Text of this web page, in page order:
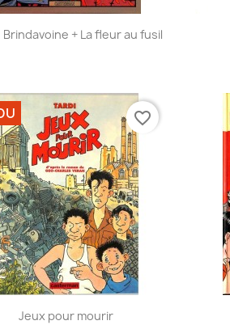
Aperçu rapide
Brindavoine + La fleur au fusil
Aperçu rapide
Jeux pour mourir
favorite_border